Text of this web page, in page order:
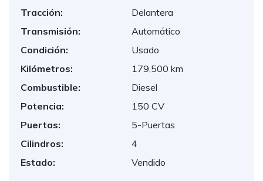
Tracción:
Delantera
Transmisión:
Automático
Condición:
Usado
Kilómetros:
179,500 km
Combustible:
Diesel
Potencia:
150 CV
Puertas:
5-Puertas
Cilindros:
4
Estado:
Vendido